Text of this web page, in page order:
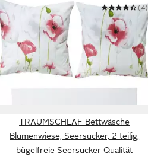
ERWIN MÜLLER
Bettwäsche Bettwäsche
135 x 200 cm B/L
(4)
ab 36,95 € 51,95 €
-29%
in 3-4 Werktagen bei dir
TRAUMSCHLAF Bettwäsche
Blumenwiese, Seersucker, 2 teilig,
bügelfreie Seersucker Qualität